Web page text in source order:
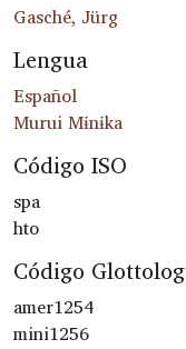
Gasché, Jürg
Lengua
Español
Murui Mɨnɨka
Código ISO
spa
hto
Código Glottolog
amer1254
mini1256